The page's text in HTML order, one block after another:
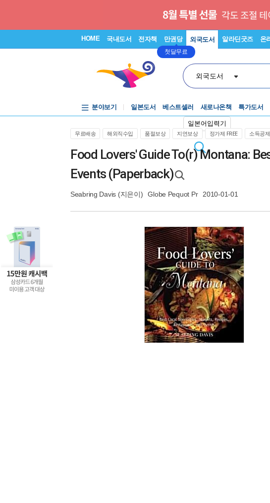
HOME 국내도서 전자책 만권당
첫달무료
외국도서 알라딘굿즈 온
외국도서
일본어입력기
분야보기 일본도서 베스트셀러 새로나온책 특가도서
무료배송 해외직수입 품절보상 지연보상 정가제 FREE 소득공제
Food Lovers' Guide To(r) Montana:
Events (Paperback)
Seabring Davis (지은이) Globe Pequot Pr 2010-01-01